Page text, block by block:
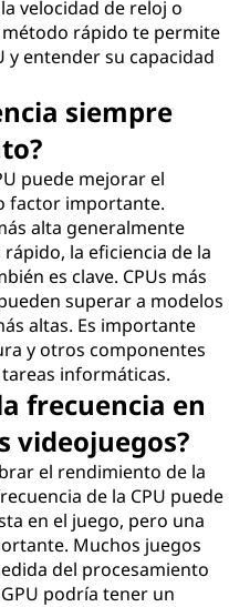
velocidad de reloj o
método rápido te permite
y entender su capacidad
siempre
puede mejorar el
factor importante.
alta generalmente
la eficiencia de la
es clave. CPUs más
superar a modelos
altas. Es importante
y otros componentes
informáticas.
frecuencia en
videojuegos?
el rendimiento de la
de la CPU puede
en el juego, pero una
Muchos juegos
del procesamiento
podría tener un